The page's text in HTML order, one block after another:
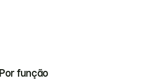
Por função